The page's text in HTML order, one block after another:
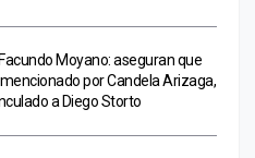
Moyano: aseguran que
por Candela Arizaga,
a Diego Storto